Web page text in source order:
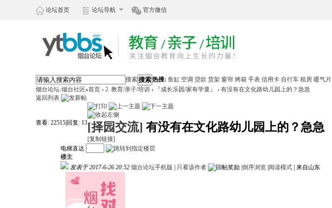
论坛首页 论坛导航 官方微信
搜索搜索热搜: 鱼缸 空调 贷款 货架 窗帘 烤箱 手表 信用卡 自行车 租房 暖气片
烟台论坛-烟台社区»首页 › 2. 教育/亲子/培训 › 『成长乐园/家有学童』 › 有没有在文化路幼儿园上的？急急
返回列表
查看: 22515 回复: 13[择园交流] 有没有在文化路幼儿园上的？急急
[复制链接]
电梯直达
楼主
发表于 2017-6-26 20:52 烟台论坛手机版 只看该作者 倒序浏览 阅读模式 来自山东